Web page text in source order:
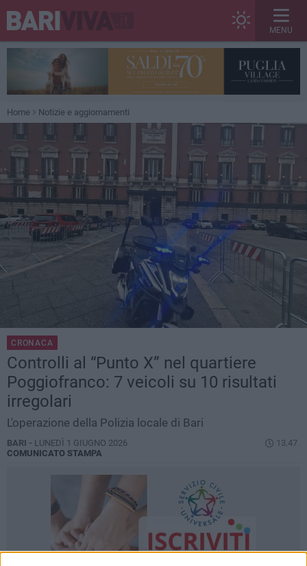
MENU
Home Notizie e aggiornamenti
CRONACA
Controlli al “Punto X” nel quartiere
Poggiofranco: 7 veicoli su 10 risultati
irregolari
L'operazione della Polizia locale di Bari
BARI - LUNEDÌ 1 GIUGNO 2026
13.47
COMUNICATO STAMPA